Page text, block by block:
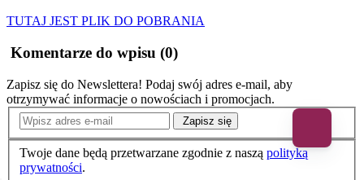
TUTAJ JEST PLIK DO POBRANIA
Komentarze do wpisu (0)
Zapisz się do Newslettera! Podaj swój adres e-mail, aby
otrzymywać informacje o nowościach i promocjach.
Zapisz się
Twoje dane będą przetwarzane zgodnie z naszą polityką
prywatności.